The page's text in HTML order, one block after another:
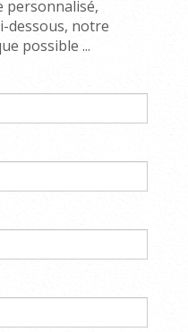
personnalisé,
dessous, notre
possible ...